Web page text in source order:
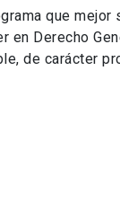
que mejor
Derecho
de carácter